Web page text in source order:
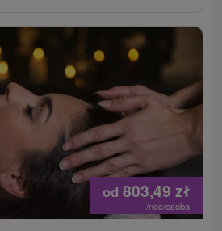
od 803,49 zł
/noc/osoba